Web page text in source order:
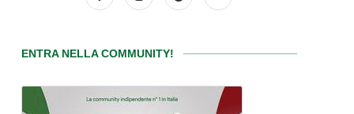
ENTRA NELLA COMMUNITY!